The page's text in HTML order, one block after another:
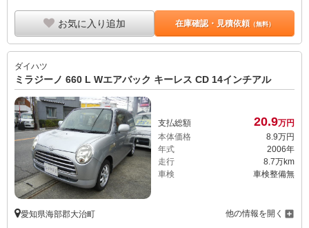
お気に入り追加 在庫確認・見積依頼（無料）
ダイハツ
ミラジーノ 660 L Wエアバック キーレス CD 14インチアル
支払総額 20.9万円
本体価格
8.9万円
年式
2006年
走行
8.7万km
車検
車検整備無
愛知県海部郡大治町 他の情報を開く